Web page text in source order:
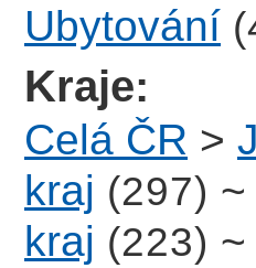
Ubytování
Kraje:
Celá ČR >
kraj (297) ~
kraj (223) ~